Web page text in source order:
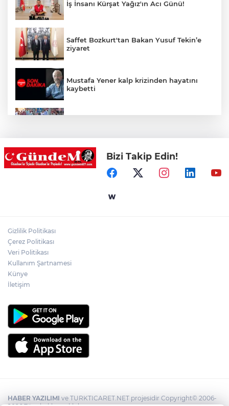
İş İnsanı Kürşat Yağız'ın Acı Günü!
Saffet Bozkurt'tan Bakan Yusuf Tekin’e
ziyaret
Mustafa Yener kalp krizinden hayatını
kaybetti
Zonguldak'ta Rüzgarlımeşe İlkokulu'nun
yıkımı gerçekleştirildi!
Bizi Takip Edin!
Gizlilik Politikası
Çerez Politikası
Veri Politikası
Kullanım Şartnamesi
Künye
İletişim
HABER YAZILIMI ve TURKTICARET.NET projesidir Copyright© 2006-